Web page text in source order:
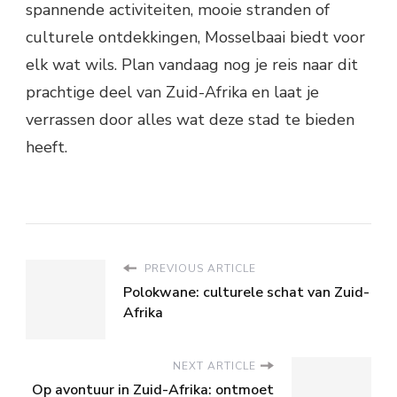
spannende activiteiten, mooie stranden of
culturele ontdekkingen, Mosselbaai biedt voor
elk wat wils. Plan vandaag nog je reis naar dit
prachtige deel van Zuid-Afrika en laat je
verrassen door alles wat deze stad te bieden
heeft.
PREVIOUS ARTICLE
Polokwane: culturele schat van Zuid-
Afrika
NEXT ARTICLE
Op avontuur in Zuid-Afrika: ontmoet